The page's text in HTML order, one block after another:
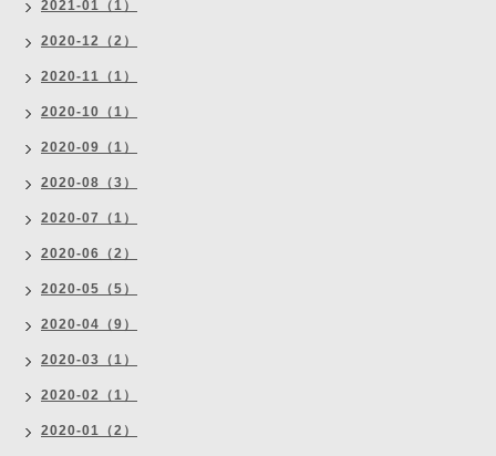
2021-01（1）
2020-12（2）
2020-11（1）
2020-10（1）
2020-09（1）
2020-08（3）
2020-07（1）
2020-06（2）
2020-05（5）
2020-04（9）
2020-03（1）
2020-02（1）
2020-01（2）